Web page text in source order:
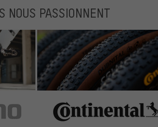
NOUS PASSIONNENT